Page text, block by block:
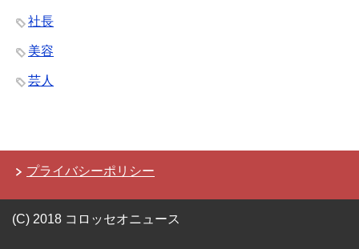
社長
美容
芸人
プライバシーポリシー
(C) 2018 コロッセオニュース